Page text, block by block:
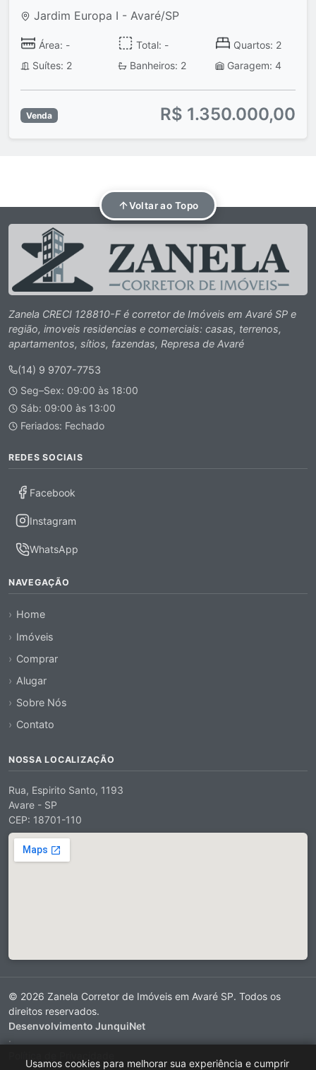
Jardim Europa I - Avaré/SP
Área: - Total: -
Quartos: 2
Suítes: 2
Banheiros: 2 Garagem: 4
Venda R$ 1.350.000,00
Voltar ao Topo
Zanela CRECI 128810-F é corretor de Imóveis em Avaré SP e
região, imoveis residencias e comerciais: casas, terrenos,
apartamentos, sítios, fazendas, Represa de Avaré
(14) 9 9707-7753
Seg–Sex: 09:00 às 18:00
Sáb: 09:00 às 13:00
Feriados: Fechado
REDES SOCIAIS
Facebook
Instagram
WhatsApp
NAVEGAÇÃO
Home
Imóveis
Comprar
Alugar
Sobre Nós
Contato
NOSSA LOCALIZAÇÃO
Rua, Espirito Santo, 1193
Avare - SP
CEP: 18701-110
© 2026 Zanela Corretor de Imóveis em Avaré SP. Todos os
direitos reservados.
Desenvolvimento JunquiNet
·
Usamos cookies para melhorar sua experiência e cumprir